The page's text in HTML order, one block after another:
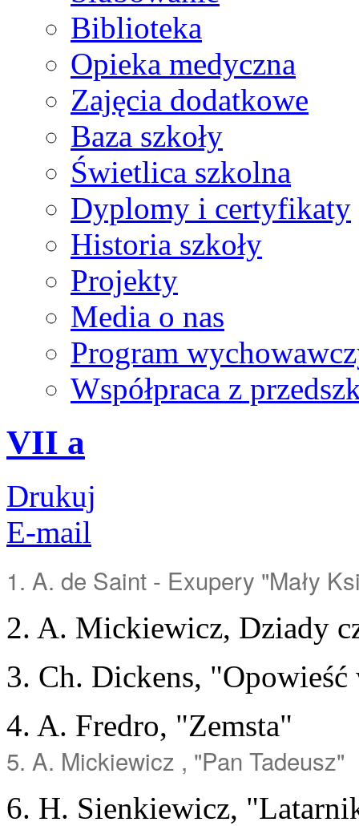
Biblioteka
Opieka medyczna
Zajęcia dodatkowe
Baza szkoły
Świetlica szkolna
Dyplomy i certyfikaty
Historia szkoły
Projekty
Media o nas
Program
Współpraca z
VII a
Drukuj
E-mail
1. A. de Saint - Exupery "Mały
2. A. Mickiewicz, Dziady
3. Ch. Dickens,
4. A. Fredro, "Zemsta"
5. A. Mickiewicz , "Pan Tadeusz"
6. H. Sienkiewicz,